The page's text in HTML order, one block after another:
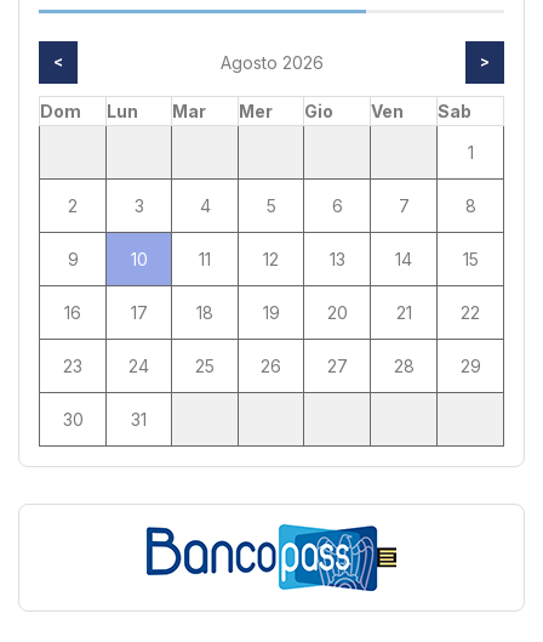
< Agosto 2026 >
Dom Lun Mar Mer Gio Ven
Sab
1
2 3 4 5 6 7 8
9 10 11 12 13 14 15
16 17 18 19 20 21 22
23 24 25 26 27 28 29
30 31